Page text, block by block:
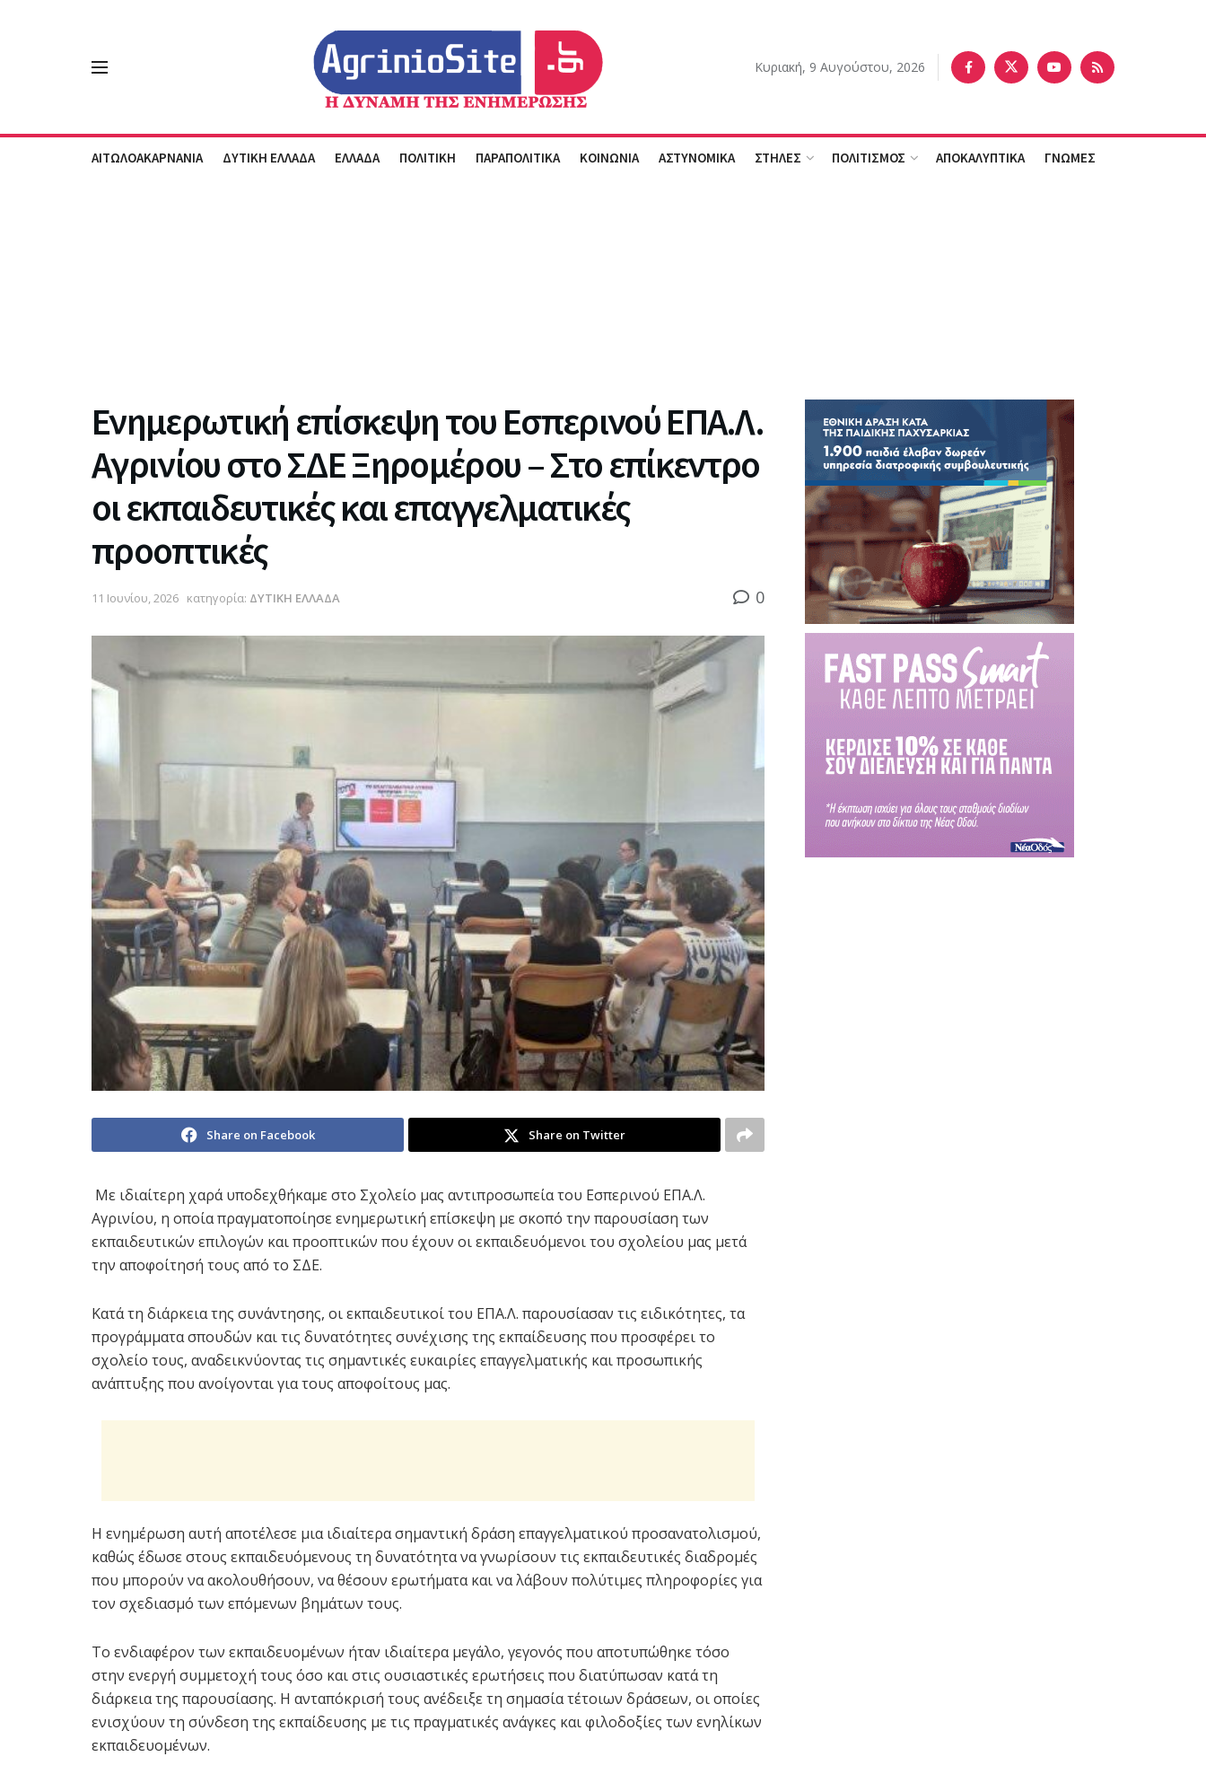
Κυριακή, 9 Αυγούστου, 2026
ΑΙΤΩΛΟΑΚΑΡΝΑΝΙΑ ΔΥΤΙΚΗ ΕΛΛΑΔΑ ΕΛΛΑΔΑ ΠΟΛΙΤΙΚΗ ΠΑΡΑΠΟΛΙΤΙΚΑ ΚΟΙΝΩΝΙΑ ΑΣΤΥΝΟΜΙΚΑ ΣΤΗΛΕΣ ΠΟΛΙΤΙΣΜΟΣ ΑΠΟΚΑΛΥΠΤΙΚΑ ΓΝΩΜΕΣ
Ενημερωτική επίσκεψη του Εσπερινού ΕΠΑ.Λ.
Αγρινίου στο ΣΔΕ Ξηρομέρου – Στο επίκεντρο
οι εκπαιδευτικές και επαγγελματικές
προοπτικές
11 Ιουνίου, 2026 κατηγορία: ΔΥΤΙΚΗ ΕΛΛΑΔΑ 0
Share on Facebook Share on Twitter
Με ιδιαίτερη χαρά υποδεχθήκαμε στο Σχολείο μας αντιπροσωπεία του Εσπερινού ΕΠΑ.Λ.
Αγρινίου, η οποία πραγματοποίησε ενημερωτική επίσκεψη με σκοπό την παρουσίαση των
εκπαιδευτικών επιλογών και προοπτικών που έχουν οι εκπαιδευόμενοι του σχολείου μας μετά
την αποφοίτησή τους από το ΣΔΕ.
Κατά τη διάρκεια της συνάντησης, οι εκπαιδευτικοί του ΕΠΑ.Λ. παρουσίασαν τις ειδικότητες, τα
προγράμματα σπουδών και τις δυνατότητες συνέχισης της εκπαίδευσης που προσφέρει το
σχολείο τους, αναδεικνύοντας τις σημαντικές ευκαιρίες επαγγελματικής και προσωπικής
ανάπτυξης που ανοίγονται για τους αποφοίτους μας.
Η ενημέρωση αυτή αποτέλεσε μια ιδιαίτερα σημαντική δράση επαγγελματικού προσανατολισμού,
καθώς έδωσε στους εκπαιδευόμενους τη δυνατότητα να γνωρίσουν τις εκπαιδευτικές διαδρομές
που μπορούν να ακολουθήσουν, να θέσουν ερωτήματα και να λάβουν πολύτιμες πληροφορίες για
τον σχεδιασμό των επόμενων βημάτων τους.
Το ενδιαφέρον των εκπαιδευομένων ήταν ιδιαίτερα μεγάλο, γεγονός που αποτυπώθηκε τόσο
στην ενεργή συμμετοχή τους όσο και στις ουσιαστικές ερωτήσεις που διατύπωσαν κατά τη
διάρκεια της παρουσίασης. Η ανταπόκρισή τους ανέδειξε τη σημασία τέτοιων δράσεων, οι οποίες
ενισχύουν τη σύνδεση της εκπαίδευσης με τις πραγματικές ανάγκες και φιλοδοξίες των ενηλίκων
εκπαιδευομένων.